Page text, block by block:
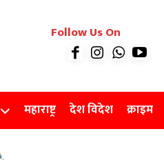
Follow Us On
महाराष्ट्र देश विदेश क्राइम